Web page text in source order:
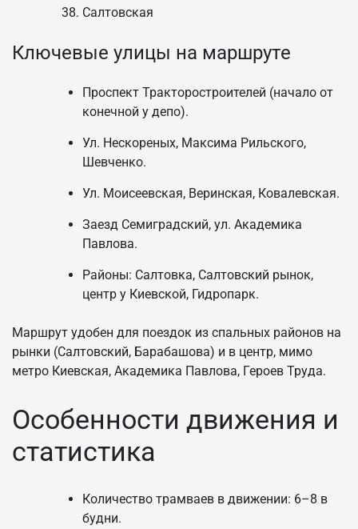
Салтовская
Ключевые улицы на маршруте
Проспект Тракторостроителей (начало от
конечной у депо).
Ул. Нескореных, Максима Рильского,
Шевченко.
Ул. Моисеевская, Веринская, Ковалевская.
Заезд Семиградский, ул. Академика
Павлова.
Районы: Салтовка, Салтовский рынок,
центр у Киевской, Гидропарк.
Маршрут удобен для поездок из спальных районов на
рынки (Салтовский, Барабашова) и в центр, мимо
метро Киевская, Академика Павлова, Героев Труда.
Особенности движения и
статистика
Количество трамваев в движении: 6–8 в
будни.